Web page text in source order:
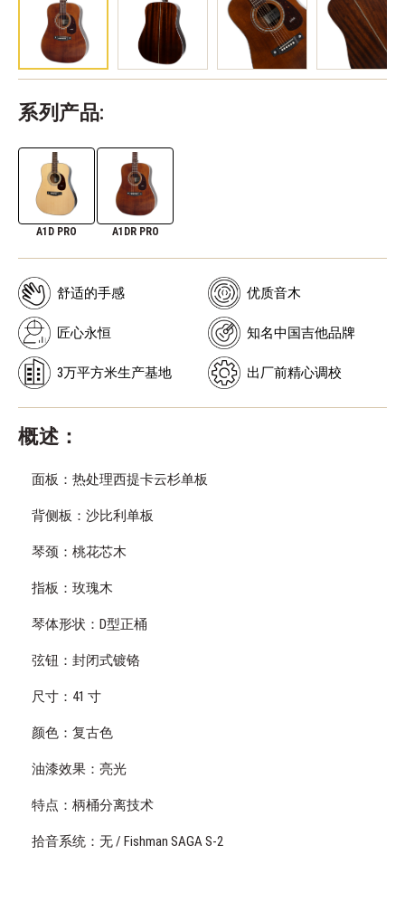
系列产品:
A1D PRO A1DR PRO
舒适的手感 优质音木
匠心永恒 知名中国吉他品牌
3万平方米生产基地 出厂前精心调校
概述：
面板：热处理西提卡云杉单板
背侧板：沙比利单板
琴颈：桃花芯木
指板：玫瑰木
琴体形状：D型正桶
弦钮：封闭式镀铬
尺寸：41 寸
颜色：复古色
油漆效果：亮光
特点：柄桶分离技术
拾音系统：无 / Fishman SAGA S-2